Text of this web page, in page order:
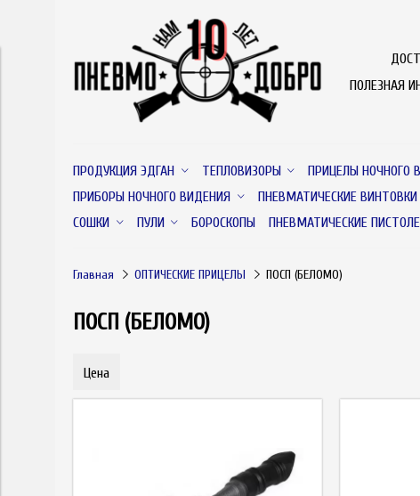
ПОЛЕЗНАЯ
ПРОДУКЦИЯ ЭДГАН ТЕПЛОВИЗОРЫ ПРИЦЕЛЫ НОЧНОГО
ПРИБОРЫ НОЧНОГО ВИДЕНИЯ
ПНЕВМАТИЧЕСКИЕ ВИНТОВКИ
СОШКИ
ПУЛИ БОРОСКОПЫ ПНЕВМАТИЧЕСКИЕ
Главная ОПТИЧЕСКИЕ ПРИЦЕЛЫ ПОСП (БЕЛОМО)
ПОСП (БЕЛОМО)
Цена